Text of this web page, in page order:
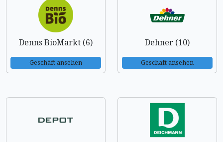
Denns BioMarkt (6)
Geschäft ansehen
Dehner (10)
Geschäft ansehen